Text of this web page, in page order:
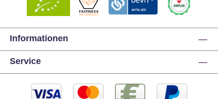
Informationen
Service